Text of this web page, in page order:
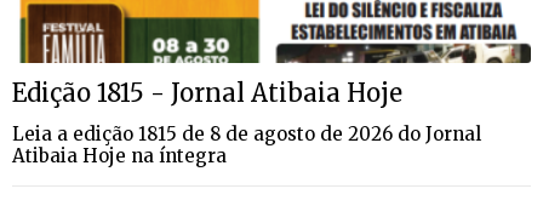
Edição 1815 - Jornal Atibaia Hoje
Leia a edição 1815 de 8 de agosto de 2026 do Jornal
Atibaia Hoje na íntegra